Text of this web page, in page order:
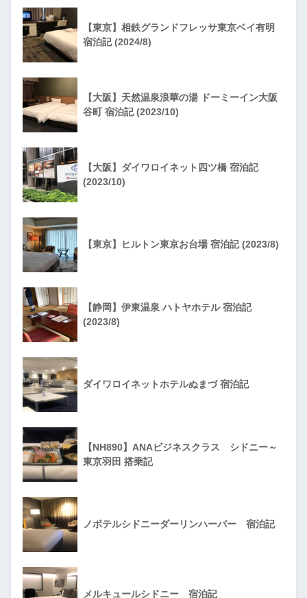
【東京】相鉄グランドフレッサ東京ベイ有明
宿泊記 (2024/8)
【大阪】天然温泉浪華の湯 ドーミーイン大阪
谷町 宿泊記 (2023/10)
【大阪】ダイワロイネット四ツ橋 宿泊記
(2023/10)
【東京】ヒルトン東京お台場 宿泊記 (2023/8)
【静岡】伊東温泉 ハトヤホテル 宿泊記
(2023/8)
ダイワロイネットホテルぬまづ 宿泊記
【NH890】ANAビジネスクラス シドニー～
東京羽田 搭乗記
ノボテルシドニーダーリンハーバー 宿泊記
メルキュールシドニー 宿泊記